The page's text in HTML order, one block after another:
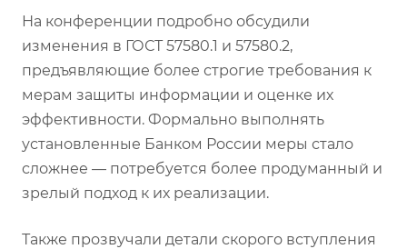
На конференции подробно обсудили
изменения в ГОСТ 57580.1 и 57580.2,
предъявляющие более строгие требования к
мерам защиты информации и оценке их
эффективности. Формально выполнять
установленные Банком России меры стало
сложнее — потребуется более продуманный и
зрелый подход к их реализации.
Также прозвучали детали скорого вступления